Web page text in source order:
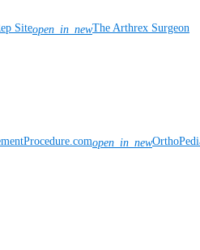
Siteopen_in_newThe Arthrex Surgeon
open_in_new